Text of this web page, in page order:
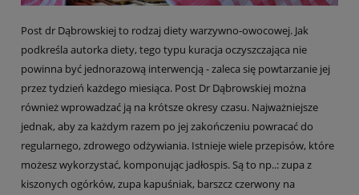
Post dr Dąbrowskiej to rodzaj diety warzywno-owocowej. Jak
podkreśla autorka diety, tego typu kuracja oczyszczająca nie
powinna być jednorazową interwencją - zaleca się powtarzanie jej
przez tydzień każdego miesiąca. Post Dr Dąbrowskiej można
również wprowadzać ją na krótsze okresy czasu. Najważniejsze
jednak, aby za każdym razem po jej zakończeniu powracać do
regularnego, zdrowego odżywiania. Istnieje wiele przepisów, które
możesz wykorzystać, komponując jadłospis. Są to np..: zupa z
kiszonych ogórków, zupa kapuśniak, barszcz czerwony na